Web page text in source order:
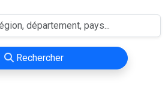
Rechercher